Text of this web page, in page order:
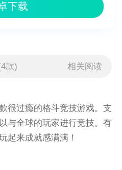
下载
款) 相关阅读
很过瘾的格斗竞技游戏。支
与全球的玩家进行竞技。有
起来成就感满满！